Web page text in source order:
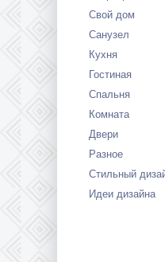
Свой дом
Санузел
Кухня
Гостиная
Спальня
Комната
Двери
Разное
Стильный
Идеи дизайна